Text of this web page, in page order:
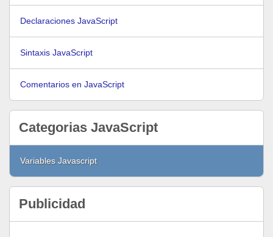
Declaraciones JavaScript
Sintaxis JavaScript
Comentarios en JavaScript
Categorias JavaScript
Variables Javascript
Publicidad